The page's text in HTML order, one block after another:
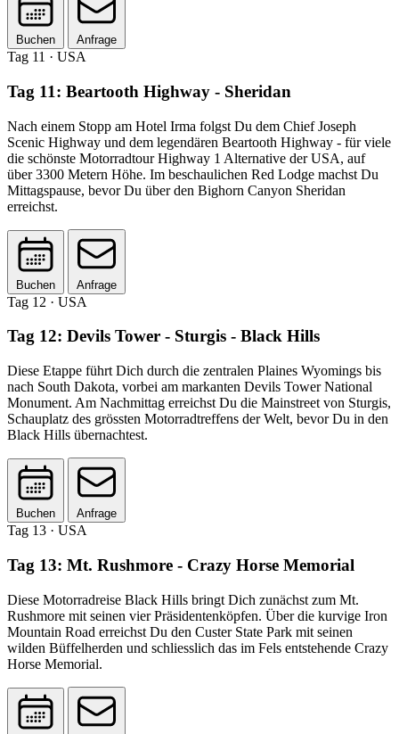
Buchen Anfrage
Tag 11 · USA
Tag 11: Beartooth Highway - Sheridan
Nach einem Stopp am Hotel Irma folgst Du dem Chief Joseph
Scenic Highway und dem legendären Beartooth Highway - für viele
die schönste Motorradtour Highway 1 Alternative der USA, auf
über 3300 Metern Höhe. Im beschaulichen Red Lodge machst Du
Mittagspause, bevor Du über den Bighorn Canyon Sheridan
erreichst.
Buchen Anfrage
Tag 12 · USA
Tag 12: Devils Tower - Sturgis - Black Hills
Diese Etappe führt Dich durch die zentralen Plaines Wyomings bis
nach South Dakota, vorbei am markanten Devils Tower National
Monument. Am Nachmittag erreichst Du die Mainstreet von Sturgis,
Schauplatz des grössten Motorradtreffens der Welt, bevor Du in den
Black Hills übernachtest.
Buchen Anfrage
Tag 13 · USA
Tag 13: Mt. Rushmore - Crazy Horse Memorial
Diese Motorradreise Black Hills bringt Dich zunächst zum Mt.
Rushmore mit seinen vier Präsidentenköpfen. Über die kurvige Iron
Mountain Road erreichst Du den Custer State Park mit seinen
wilden Büffelherden und schliesslich das im Fels entstehende Crazy
Horse Memorial.